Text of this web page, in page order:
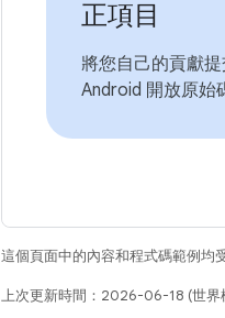
正項目
將您自己的貢獻
Android 開放原始
這個頁面中的內容和程式碼範例均
上次更新時間：2026-06-18 (世界